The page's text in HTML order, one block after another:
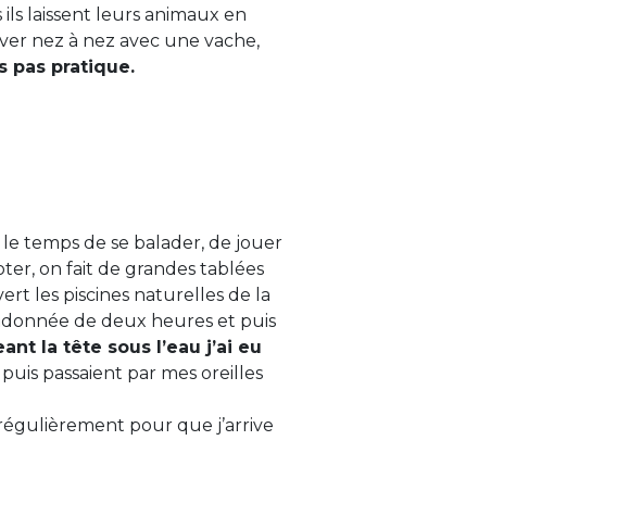
laissent leurs animaux en
nez à nez avec une vache,
pas pratique.
temps de se balader, de jouer
on fait de grandes tablées
les piscines naturelles de la
de deux heures et puis
la tête sous l’eau j’ai eu
puis passaient par mes oreilles
pour que j’arrive